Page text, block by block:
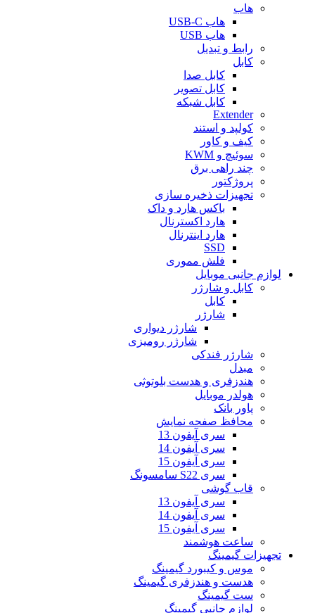
هاب
هاب USB-C
هاب USB
رابط و تبدیل
کابل
کابل صدا
کابل تصویر
کابل شبکه
Extender
کولپد و استند
کیف و کاور
سوئیچ و KWM
چند راهی برق
پروژکتور
تجهیزات ذخیره سازی
باکس هارد و داک
هارد اکسترنال
هارد اینترنال
SSD
فلش مموری
لوازم جانبی موبایل
کابل و شارژر
کابل
شارژر
شارژر دیواری
شارژر رومیزی
شارژر فندکی
مبدل
هندزفری و هدست بلوتوثی
هولدر موبایل
پاور بانک
محافظ صفحه نمایش
سری آیفون 13
سری آیفون 14
سری آیفون 15
سری S22 سامسونگ
قاب گوشی
سری آیفون 13
سری آیفون 14
سری آیفون 15
ساعت هوشمند
تجهیزات گیمینگ
موس و کیبورد گیمینگ
هدست و هندزفری گیمینگ
ست گیمینگ
لوازم جانبی گیمینگ